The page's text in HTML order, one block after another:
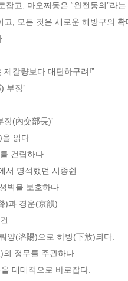
잡고, 마오쩌동은 “완전동의”라
고, 모든 것은 새로운 해방구의 확
.
제갈량보다 대단하구려!”
부장’
장(內交部長)’
읽다.
건립하다
서 명석했던 시종쉰
벽을 보호하다
)과 경운(京韻)
양(洛陽)으로 하방(下放)되다.
정무를 주관하다.
대대적으로 바로잡다.